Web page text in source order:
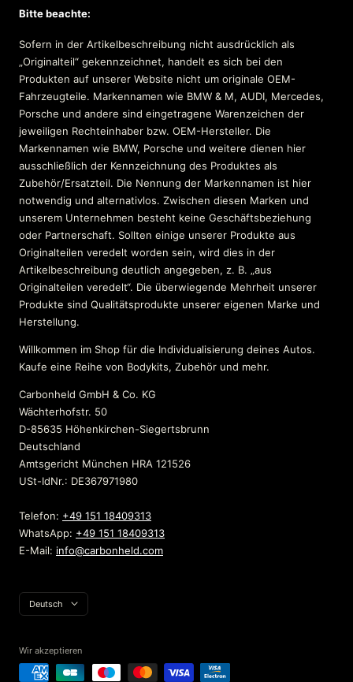
Bitte beachte:
Sofern in der Artikelbeschreibung nicht ausdrücklich als
„Originalteil“ gekennzeichnet, handelt es sich bei den
Produkten auf unserer Website nicht um originale OEM-
Fahrzeugteile. Markennamen wie BMW & M, AUDI, Mercedes,
Porsche und andere sind eingetragene Warenzeichen der
jeweiligen Rechteinhaber bzw. OEM-Hersteller. Die
Markennamen wie BMW, Porsche und weitere dienen hier
ausschließlich der Kennzeichnung des Produktes als
Zubehör/Ersatzteil. Die Nennung der Markennamen ist hier
notwendig und alternativlos. Zwischen diesen Marken und
unserem Unternehmen besteht keine Geschäftsbeziehung
oder Partnerschaft. Sollten einige unserer Produkte aus
Originalteilen veredelt worden sein, wird dies in der
Artikelbeschreibung deutlich angegeben, z. B. „aus
Originalteilen veredelt“. Die überwiegende Mehrheit unserer
Produkte sind Qualitätsprodukte unserer eigenen Marke und
Herstellung.
Willkommen im Shop für die Individualisierung deines Autos.
Kaufe eine Reihe von Bodykits, Zubehör und mehr.
Carbonheld GmbH & Co. KG
Wächterhofstr. 50
D-85635 Höhenkirchen-Siegertsbrunn
Deutschland
Amtsgericht München HRA 121526
USt-IdNr.: DE367971980
Telefon: +49 151 18409313
WhatsApp: +49 151 18409313
E-Mail: info@carbonheld.com
Sprache
Deutsch
Wir akzeptieren